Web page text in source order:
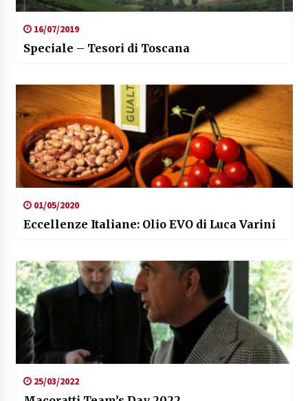
16/07/2019
Speciale – Tesori di Toscana
01/05/2020
Eccellenze Italiane: Olio EVO di Luca Varini
25/03/2022